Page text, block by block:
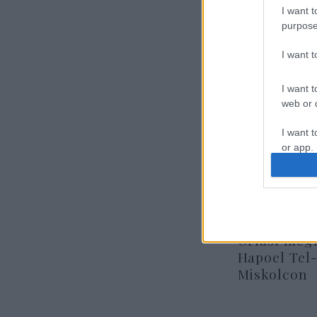
I want
I want
I want
web or
I want
or app.
I want
I want
Óriási
Hapoel
Miskolcon